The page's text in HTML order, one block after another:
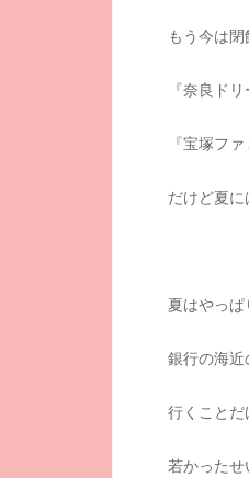
もう今は
『奈良ド
『宝塚フ
だけど夏
夏はやっ
銀行の海
行くこと
若かった